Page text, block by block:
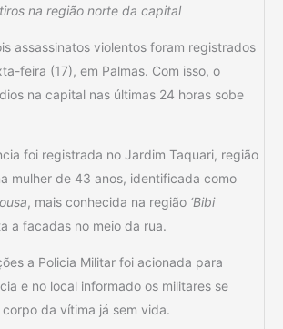
na região norte da capital
assassinatos violentos foram registrados
feira (17), em Palmas. Com isso, o
na capital nas últimas 24 horas sobe
foi registrada no Jardim Taquari, região
mulher de 43 anos, identificada como
, mais conhecida na região ‘Bibi
a facadas no meio da rua.
a Policia Militar foi acionada para
e no local informado os militares se
da vítima já sem vida.